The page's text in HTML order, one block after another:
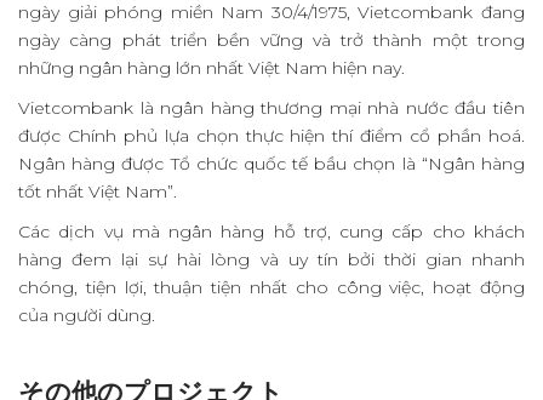
ト
機
能
ュ
ー
採
ngày giải phóng miền Nam 30/4/1975, Vietcombank đang
ngày càng phát triển bền vững và trở thành một trong
những ngân hàng lớn nhất Việt Nam hiện nay.
Vietcombank là ngân hàng thương mại nhà nước đầu tiên
được Chính phủ lựa chọn thực hiện thí điểm cổ phần hoá.
Ngân hàng được Tổ chức quốc tế bầu chọn là “Ngân hàng
tốt nhất Việt Nam”.
Các dịch vụ mà ngân hàng hỗ trợ, cung cấp cho khách
hàng đem lại sự hài lòng và uy tín bởi thời gian nhanh
chóng, tiện lợi, thuận tiện nhất cho công việc, hoạt động
của người dùng.
その他のプロジェクト